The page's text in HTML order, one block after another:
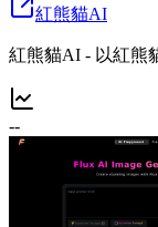
紅熊貓AI
紅熊貓AI - 以紅熊
--